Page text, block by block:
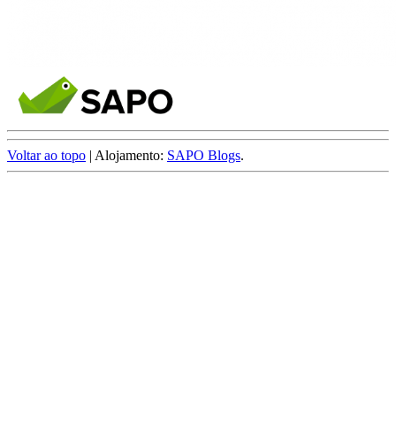
Voltar ao topo | Alojamento: SAPO Blogs.